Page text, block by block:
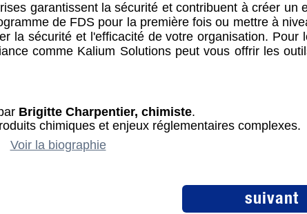
garantissent la sécurité et contribuent à créer un
de FDS pour la première fois ou mettre à
la sécurité et l'efficacité de votre organisation. Pour
comme Kalium Solutions peut vous offrir les
Brigitte Charpentier, chimiste.
chimiques et enjeux réglementaires complexes.
Voir la biographie
suivant